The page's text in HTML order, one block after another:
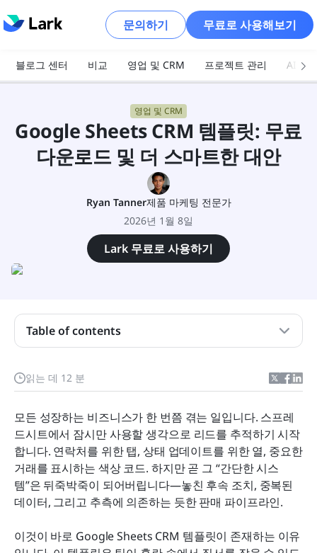
문의하기 무료로 사용해보기
블로그 센터 비교 영업 및 CRM 프로젝트 관리 AI 및
영업 및 CRM
Google Sheets CRM 템플릿: 무료
다운로드 및 더 스마트한 대안
Ryan Tanner제품 마케팅 전문가
2026년 1월 8일
Lark 무료로 사용하기
읽는 데 12 분
모든 성장하는 비즈니스가 한 번쯤 겪는 일입니다. 스프레
드시트에서 잠시만 사용할 생각으로 리드를 추적하기 시작
합니다. 연락처를 위한 탭, 상태 업데이트를 위한 열, 중요한
거래를 표시하는 색상 코드. 하지만 곧 그 “간단한 시스
템”은 뒤죽박죽이 되어버립니다—놓친 후속 조치, 중복된
데이터, 그리고 추측에 의존하는 듯한 판매 파이프라인.
이것이 바로 Google Sheets CRM 템플릿이 존재하는 이유
Table of contents
Google Sheets CRM이 무엇입니까?
Google Sheets CRM의 한계
라크 CRM 템플릿: 더 스마트한 대안
추가 팁: Google Sheets를 CRM으로 사용하는 방법
결론
자주 묻는 질문